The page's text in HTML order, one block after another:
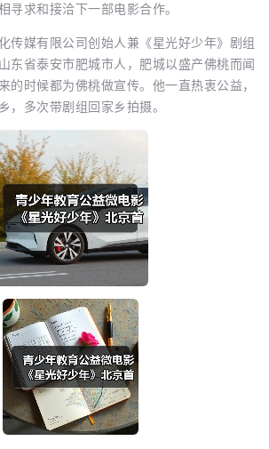
寻求和接洽下一部电影合作。
媒有限公司创始人兼《星光好少年》剧组
东省泰安市肥城市人，肥城以盛产佛桃而闻
的时候都为佛桃做宣传。他一直热衷公益，
，多次带剧组回家乡拍摄。